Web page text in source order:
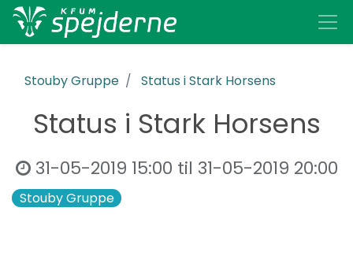
Stouby Gruppe Status i Stark Horsens
Status i Stark Horsens
31-05-2019 15:00 til 31-05-2019 20:00
Stouby Gruppe